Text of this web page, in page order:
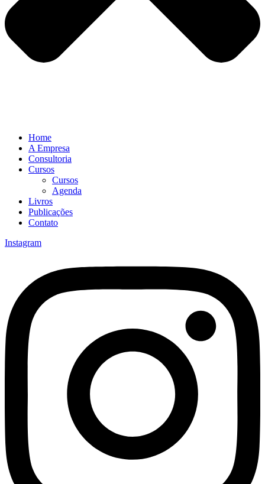
Home
A Empresa
Consultoria
Cursos
Cursos
Agenda
Livros
Publicações
Contato
Instagram